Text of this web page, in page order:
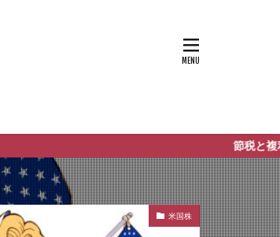
節税と複利を活かそ
米国株